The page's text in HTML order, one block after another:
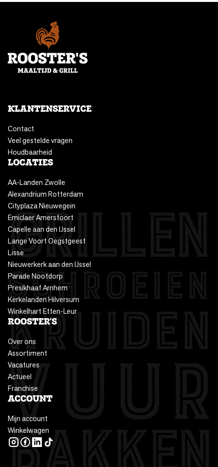
KLANTENSERVICE
Contact
Veel gestelde vragen
Houdbaarheid
LOCATIES
AA-Landen Zwolle
Alexandrium Rotterdam
Cityplaza Nieuwegein
Emiclaer Amersfoort
Capelle aan den IJssel
Lange Voort Oegstgeest
Lisse
Nieuwerkerk aan den IJssel
Parade Nootdorp
Presikhaaf Arnhem
Kerkelanden Hilversum
Winkelhart Etten-Leur
ROOSTER'S
Over ons
Assortiment
Vacatures
Actueel
Franchise
ACCOUNT
Mijn account
Winkelwagen
INSTAGRAM
FACEBOOK
LINKEDIN
TIKTOK